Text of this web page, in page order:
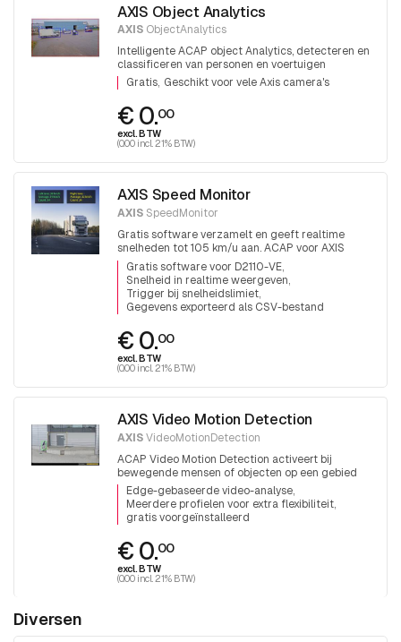
AXIS Object Analytics
AXIS ObjectAnalytics
Intelligente ACAP object Analytics, detecteren en
classificeren van personen en voertuigen
Gratis Geschikt voor vele Axis camera's
€ 0.00
excl. BTW
(0.00 incl. 21% BTW)
AXIS Speed Monitor
AXIS SpeedMonitor
Gratis software verzamelt en geeft realtime
snelheden tot 105 km/u aan. ACAP voor AXIS
D2110-VE radar
Gratis software voor D2110-VE
Snelheid in realtime weergeven
Trigger bij snelheidslimiet
Gegevens exporteerd als CSV-bestand
€ 0.00
excl. BTW
(0.00 incl. 21% BTW)
AXIS Video Motion Detection
AXISVideoMotionDetection
ACAP Video Motion Detection activeert bij
bewegende mensen of objecten op een gebied
Edge-gebaseerde video-analyse
Meerdere profielen voor extra flexibiliteit
gratis voorgeïnstalleerd
€ 0.00
excl. BTW
(0.00 incl. 21% BTW)
Diversen